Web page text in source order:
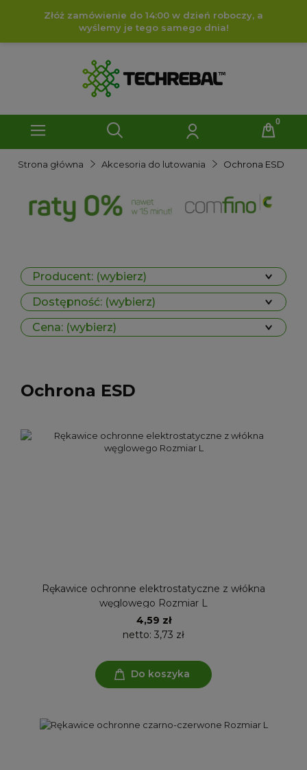
Złóż zamówienie do 14:00 w dzień roboczy, a
wyślemy je tego samego dnia!
Strona główna Akcesoria do lutowania Ochrona ESD
Producent: (wybierz)
Dostępność: (wybierz)
Cena: (wybierz)
Ochrona ESD
Rękawice ochronne elektrostatyczne z włókna
węglowego Rozmiar L
4,59 zł
netto: 3,73 zł
Do koszyka